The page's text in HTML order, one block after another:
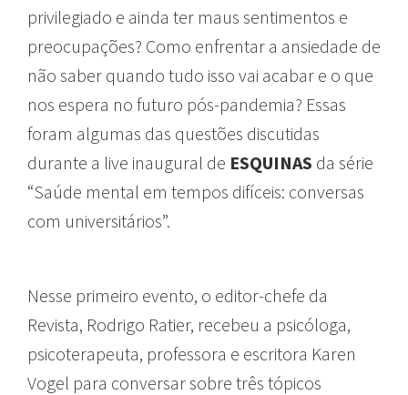
privilegiado e ainda ter maus sentimentos e
preocupações? Como enfrentar a ansiedade de
não saber quando tudo isso vai acabar e o que
nos espera no futuro pós-pandemia? Essas
foram algumas das questões discutidas
durante a live inaugural de ESQUINAS da série
“Saúde mental em tempos difíceis: conversas
com universitários”.
Nesse primeiro evento, o editor-chefe da
Revista, Rodrigo Ratier, recebeu a psicóloga,
psicoterapeuta, professora e escritora Karen
Vogel para conversar sobre três tópicos